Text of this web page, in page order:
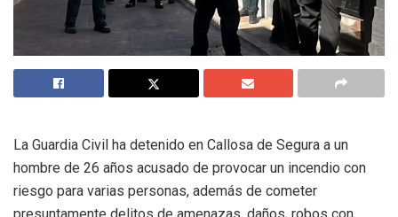
La Guardia Civil ha detenido en Callosa de Segura a un
hombre de 26 años acusado de provocar un incendio con
riesgo para varias personas, además de cometer